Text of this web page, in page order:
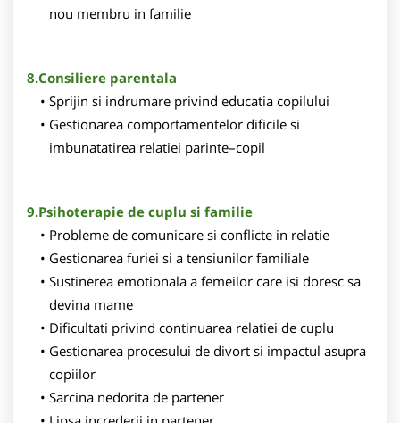
nou membru in familie
8.Consiliere parentala
Sprijin si indrumare privind educatia copilului
Gestionarea comportamentelor dificile si
imbunatatirea relatiei parinte–copil
9.Psihoterapie de cuplu si familie
Probleme de comunicare si conflicte in relatie
Gestionarea furiei si a tensiunilor familiale
Sustinerea emotionala a femeilor care isi doresc sa
devina mame
Dificultati privind continuarea relatiei de cuplu
Gestionarea procesului de divort si impactul asupra
copiilor
Sarcina nedorita de partener